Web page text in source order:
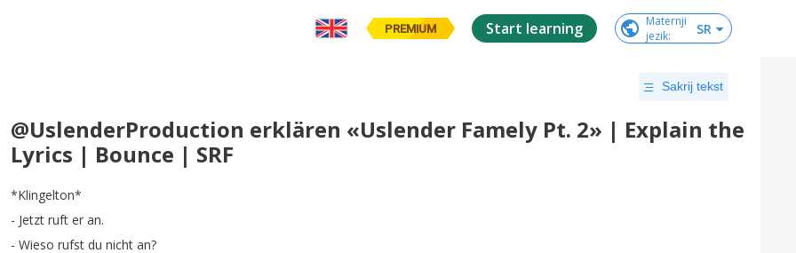
PREMIUM Start learning
Maternji
jezik: SR
Sakrij tekst
@UslenderProduction erklären «Uslender Famely Pt. 2» | Explain the
Lyrics | Bounce | SRF
*Klingelton*
- Jetzt ruft er an.
- Wieso rufst du nicht an?